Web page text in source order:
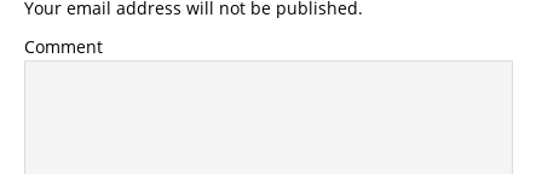
Your email address will not be published.
Comment